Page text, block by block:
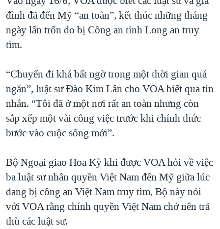
đình đã đến Mỹ “an toàn”, kết thúc những tháng
ngày lẩn trốn do bị Công an tỉnh Long an truy
tìm.
“Chuyến đi khá bất ngờ trong một thời gian quá
ngắn”, luật sư Đào Kim Lân cho VOA biết qua tin
nhắn. “Tôi đã ở một nơi rất an toàn nhưng còn
sắp xếp một vài công việc trước khi chính thức
bước vào cuộc sống mới”.
Bộ Ngoại giao Hoa Kỳ khi được VOA hỏi về việc
ba luật sư nhân quyền Việt Nam đến Mỹ giữa lúc
đang bị công an Việt Nam truy tìm, Bộ này nói
với VOA rằng chính quyền Việt Nam chớ nên trả
thù các luật sư.